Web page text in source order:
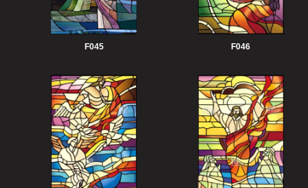
F045 F046